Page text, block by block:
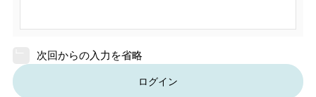
次回からの入力を省略
ログイン